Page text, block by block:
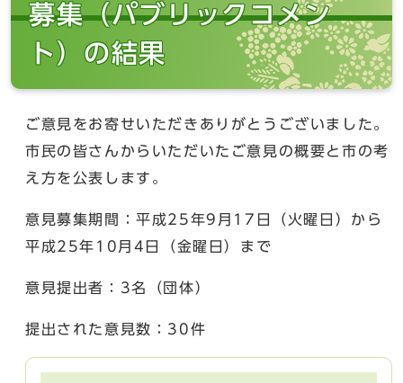
募集（パブリックコメン
ト）の結果
ご意見をお寄せいただきありがとうございました。
市民の皆さんからいただいたご意見の概要と市の考
え方を公表します。
意見募集期間：平成25年9月17日（火曜日）から
平成25年10月4日（金曜日）まで
意見提出者：3名（団体）
提出された意見数：30件